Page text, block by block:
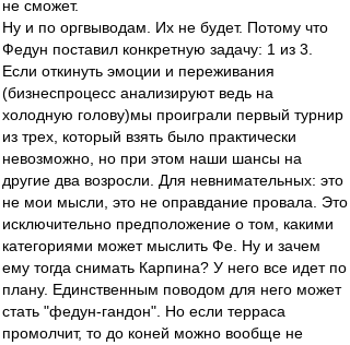
не сможет.
Ну и по оргвыводам. Их не будет. Потому что
Федун поставил конкретную задачу: 1 из 3.
Если откинуть эмоции и переживания
(бизнеспроцесс анализируют ведь на
холодную голову)мы проиграли первый турнир
из трех, который взять было практически
невозможно, но при этом наши шансы на
другие два возросли. Для невнимательных: это
не мои мысли, это не оправдание провала. Это
исключительно предположение о том, какими
категориями может мыслить Фе. Ну и зачем
ему тогда снимать Карпина? У него все идет по
плану. Единственным поводом для него может
стать "федун-гандон". Но если терраса
промолчит, то до коней можно вообще не